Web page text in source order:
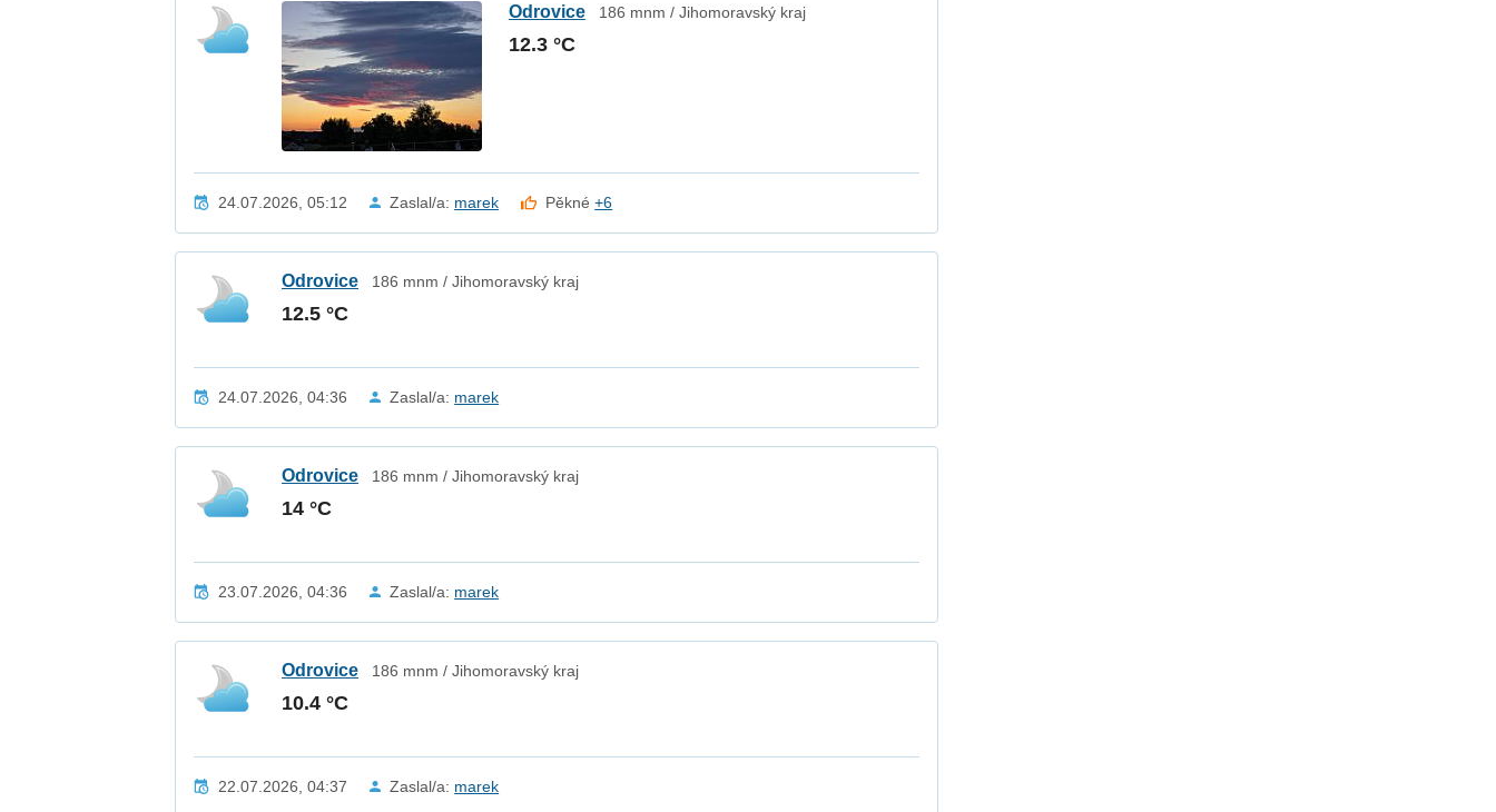
Odrovice 186 mnm / Jihomoravský kraj
12.3 °C
24.07.2026, 05:12 Zaslal/a: marek Pěkné+6
Odrovice 186 mnm / Jihomoravský kraj
12.5 °C
24.07.2026, 04:36 Zaslal/a: marek
Odrovice 186 mnm / Jihomoravský kraj
14 °C
23.07.2026, 04:36 Zaslal/a: marek
Odrovice 186 mnm / Jihomoravský kraj
10.4 °C
22.07.2026, 04:37 Zaslal/a: marek